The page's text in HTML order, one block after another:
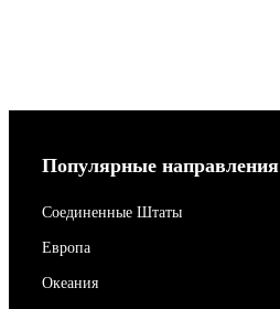
Популярные направления
Соединенные Штаты
Европа
Океания